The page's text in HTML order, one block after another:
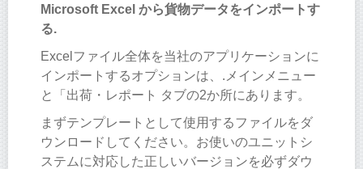
Microsoft Excel から貨物データをインポートす
る.
Excelファイル全体を当社のアプリケーションに
インポートするオプションは、.メインメニュー
と「出荷・レポート タブの2か所にあります。
まずテンプレートとして使用するファイルをダ
ウンロードしてください。お使いのユニットシ
ステムに対応した正しいバージョンを必ずダウ